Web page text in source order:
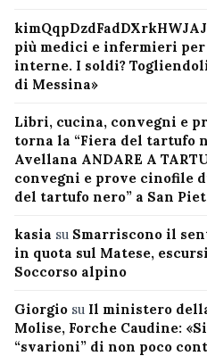
più medici e infermieri
interne. I soldi?
di Messina»
Libri, cucina, convegni e
torna la “Fiera del tartufo
Avellana ANDARE A
convegni e prove cinofile
del tartufo nero” a San
kasia su Smarriscono il
in quota sul Matese,
Soccorso alpino
Giorgio su Il ministero
Molise, Forche Caudine:
“svarioni” di non poco